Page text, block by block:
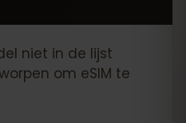
niet in de lijst
om eSIM te